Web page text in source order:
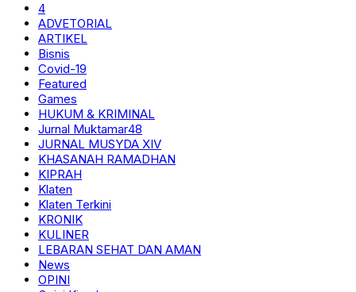
4
ADVETORIAL
ARTIKEL
Bisnis
Covid-19
Featured
Games
HUKUM & KRIMINAL
Jurnal Muktamar48
JURNAL MUSYDA XIV
KHASANAH RAMADHAN
KIPRAH
Klaten
Klaten Terkini
KRONIK
KULINER
LEBARAN SEHAT DAN AMAN
News
OPINI